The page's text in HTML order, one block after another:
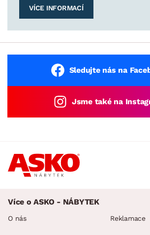
VÍCE INFORMACÍ
Sledujte nás na
Jsme také na
Více o ASKO - NÁBYTEK
O nás Reklamace